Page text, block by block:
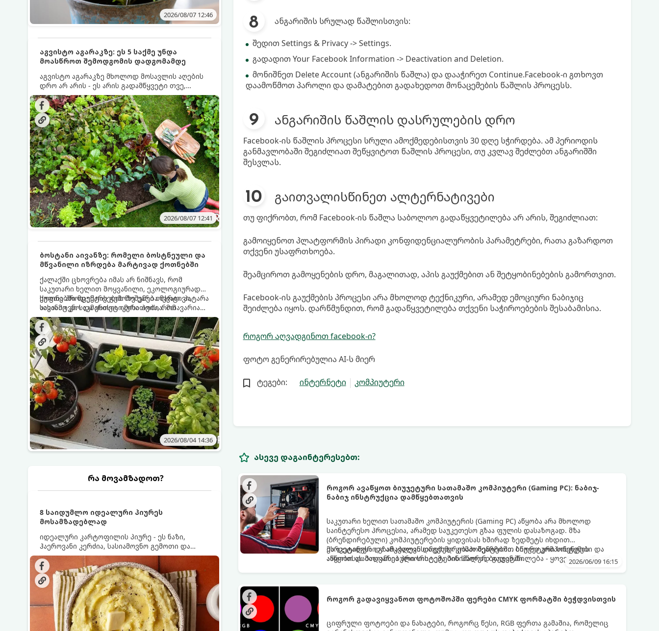
2026/08/07 12:46
აგვისტო აგარაკზე: ეს 5 საქმე უნდა
მოასწროთ შემოდგომის დადგომამდე
აგვისტო აგარაკზე მხოლოდ მოსავლის აღების
დრო არ არის - ეს არის გადამწყვეტი თვე,
როდესაც საფუძველი ეყრება მომავალი წლის
მოსავალს და ბაღი მზადდება შემოდგომა-
ზამთრის სეზონისთვის. იმისათვის, რომ
ნიადაგმა ენერგია აღიდგინოს, ხოლო
მცენარეებმა ზამთარს გაუძლონ, აგვისტოს
ბოლომდე 5 მნიშვნელოვანი საქმის გაკეთება
უნდა მოასწროთ:
2026/08/07 12:41
ბოსტანი აივანზე: რომელი ბოსტნეული და
მწვანილი იზრდება მარტივად ქოთნებში
ქალაქში ცხოვრება იმას არ ნიშნავს, რომ
საკუთარი ხელით მოყვანილი, ეკოლოგიურად
სუფთა პროდუქტის გემოზე უარი თქვათ. პატარა
აივანიც კი საკმარისია იმისათვის, რომ
მოიწყოთ მინი-ბოსტანი, საიდანაც
ყოველდღიურად ახალ, არომატულ მწვანილსა
და ბოსტნეულს მოკრეფთ.
ქოთნებში მცენარეების მოშენება მარტივი,
სასიამოვნო და ესთეტიკური ჰობია. მთავარია
იცოდეთ, რომელი კულტურები ეგუებიან
ქოთნის პირობებს ყველაზე კარგად და როგორ
მოუაროთ მათ სწორად.
2026/08/04 14:36
რა მოვამზადოთ?
8 საიდუმლო იდეალური პიურეს
მოსამზადებლად
იდეალური კარტოფილის პიურე - ეს ნაზი,
ჰაეროვანი კერძია, სასიამოვნო გემოთი და
ნაღების-მოყვითალო ფერით. მისი მომზადება
ძალიან მარტივია, მაგრამ არსებობს რამდენიმე
საიდუმლო, რომლებიც უნდა იცოდეთ, რომ
პიურე იდეალურად გემრიელი გამოვიდეს.
ანგარიშის სრულად წაშლისთვის:
შედით Settings & Privacy -> Settings.
გადადით Your Facebook Information -> Deactivation and Deletion.
მონიშნეთ Delete Account (ანგარიშის წაშლა) და დააჭირეთ Continue.Facebook-ი გთხოვთ
დაამოწმოთ პაროლი და დამატებით გადახედოთ მონაცემების წაშლის პროცესს.
ანგარიშის წაშლის დასრულების დრო
Facebook-ის წაშლის პროცესი სრული ამოქმედებისთვის 30 დღე სჭირდება. ამ პერიოდის
განმავლობაში შეგიძლიათ შეწყვიტოთ წაშლის პროცესი, თუ კვლავ შეძლებთ ანგარიშში
შესვლას.
გაითვალისწინეთ ალტერნატივები
თუ ფიქრობთ, რომ Facebook-ის წაშლა საბოლოო გადაწყვეტილება არ არის, შეგიძლიათ:
გამოიყენოთ პლატფორმის პირადი კონფიდენციალურობის პარამეტრები, რათა გაზარდოთ
თქვენი უსაფრთხოება.
შეამციროთ გამოყენების დრო, მაგალითად, აპის გაუქმებით ან შეტყობინებების გამორთვით.
Facebook-ის გაუქმების პროცესი არა მხოლოდ ტექნიკური, არამედ ემოციური ნაბიჯიც
შეიძლება იყოს. დარწმუნდით, რომ გადაწყვეტილება თქვენი საჭიროებების შესაბამისია.
როგორ აღვადგინოთ facebook-ი?
ფოტო გენერირებულია AI-ს მიერ
ტეგები: ინტერნეტი კომპიუტერი
ასევე დაგაინტერესებთ:
როგორ ავაწყოთ ბიუჯეტური სათამაშო კომპიუტერი (Gaming PC): ნაბიჯ-
ნაბიჯ ინსტრუქცია დამწყებთათვის
საკუთარი ხელით სათამაშო კომპიუტერის (Gaming PC) აწყობა არა მხოლოდ
საინტერესო პროცესია, არამედ საუკეთესო გზაა ფულის დასაზოგად. მზა
(ბრენდირებული) კომპიუტერების ყიდვისას ხშირად ზედმეტს იხდით
მარკეტინგსა და არაბალანსირებულ კომპონენტებში. ბიუჯეტური სისტემის
აწყობისას მთავარია პრიორიტეტების სწორად გადანაწილება - ყოველი ლარი იქ
ეს დეტალური გზამკვლევი დაგეხმარებათ შეარჩიოთ სწორი კომპონენტები და
ააწყოთ დაბალანსებული სისტემა მინიმალურ ბიუჯეტში.
2026/06/09 16:15
როგორ გადავიყვანოთ ფოტოშოპში ფერები CMYK ფორმატში ბეჭდვისთვის
ციფრული ფოტოები და ნახატები, როგორც წესი, RGB ფერთა გამაშია, რომელიც